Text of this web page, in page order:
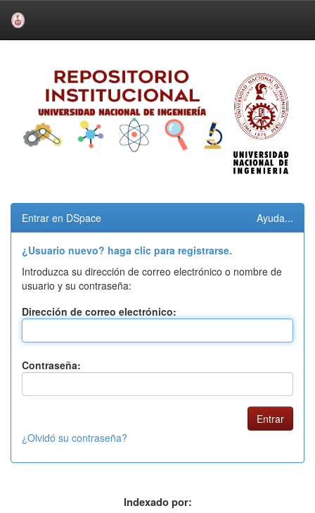
Entrar en DSpace Ayuda...
¿Usuario nuevo? haga clic para registrarse.
Introduzca su dirección de correo electrónico o nombre de
usuario y su contraseña:
Dirección de correo electrónico:
Contraseña:
¿Olvidó su contraseña?
Indexado por: